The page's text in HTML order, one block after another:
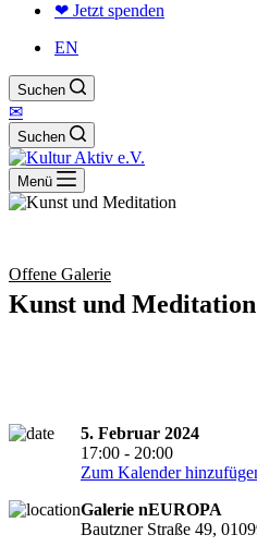
❤ Jetzt spenden
EN
Suchen
✉
Suchen
Menü
Offene Galerie
Kunst und Meditation
5. Februar 2024
17:00 - 20:00
Zum Kalender
Galerie nEUROPA
Bautzner Straße 49,